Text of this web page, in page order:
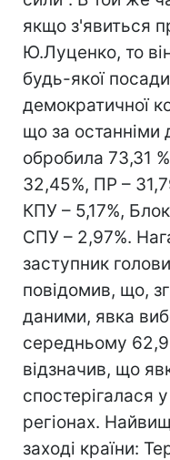
якщо з'явиться
Ю.Луценко, то
будь-якої
демократичної
що за
обробила 73,31
32,45%, ПР –
КПУ – 5,17%,
СПУ – 2,97%.
заступник
повідомив, що,
даними, явка
середньому
відзначив, що
спостерігалася
регіонах.
заході країни: